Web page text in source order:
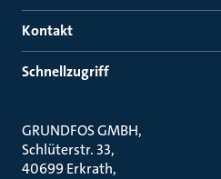
Kontakt
Schnellzugriff
GRUNDFOS GMBH
Schlüterstr. 33
40699 Erkrath